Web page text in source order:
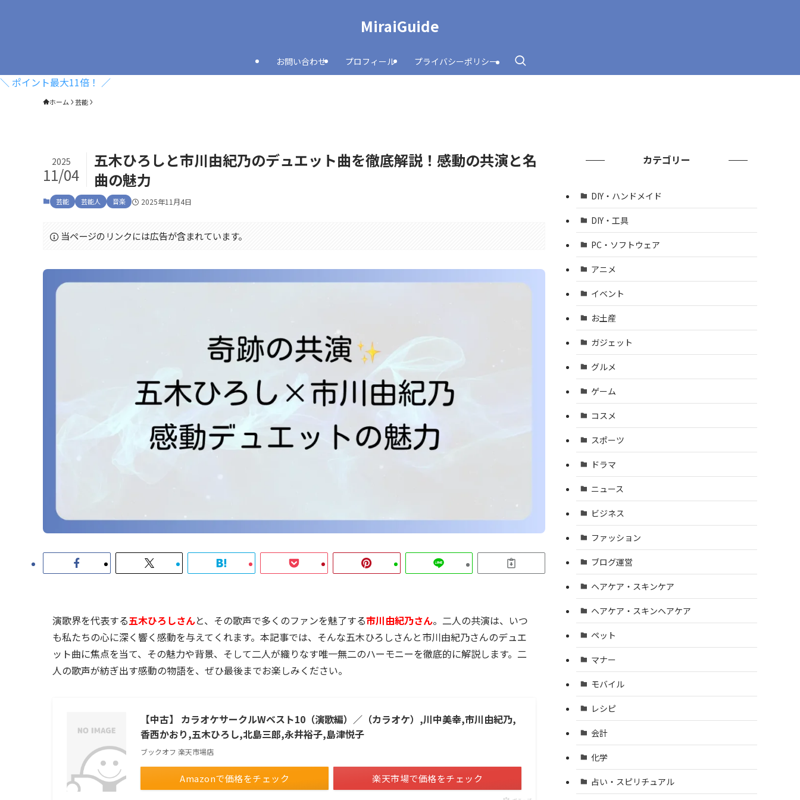
MiraiGuide
お問い合わせ プロフィール プライバシーポリシー
＼ ポイント最大11倍！ ／
ホーム 芸能
五木ひろしと市川由紀乃のデュエット曲を徹底解説！感動の共演と名
曲の魅力
2025
11/04
芸能 芸能人 音楽 2025年11月4日
当ページのリンクには広告が含まれています。
演歌界を代表する五木ひろしさんと、その歌声で多くのファンを魅了する市川由紀乃さん。二人の共演は、いつ
も私たちの心に深く響く感動を与えてくれます。本記事では、そんな五木ひろしさんと市川由紀乃さんのデュエ
ット曲に焦点を当て、その魅力や背景、そして二人が織りなす唯一無二のハーモニーを徹底的に解説します。二
人の歌声が紡ぎ出す感動の物語を、ぜひ最後までお楽しみください。
【中古】 カラオケサークルWベスト10（演歌編）／（カラオケ）,川中美幸,市川由紀乃,
香西かおり,五木ひろし,北島三郎,永井裕子,島津悦子
ブックオフ 楽天市場店
Amazonで価格をチェック 楽天市場で価格をチェック
カテゴリー
DIY・ハンドメイド
DIY・工具
PC・ソフトウェア
アニメ
イベント
お土産
ガジェット
グルメ
ゲーム
コスメ
スポーツ
ドラマ
ニュース
ビジネス
ファッション
ブログ運営
ヘアケア・スキンケア
ヘアケア・スキンヘアケア
ペット
マナー
モバイル
レシピ
会計
化学
占い・スピリチュアル